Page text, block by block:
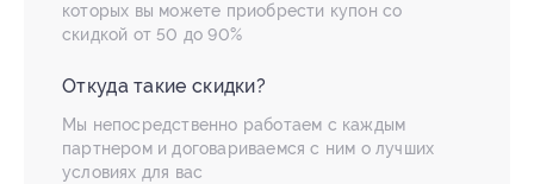
которых вы можете приобрести купон со
скидкой от 50 до 90%
Откуда такие скидки?
Мы непосредственно работаем с каждым
партнером и договариваемся с ним о лучших
условиях для вас